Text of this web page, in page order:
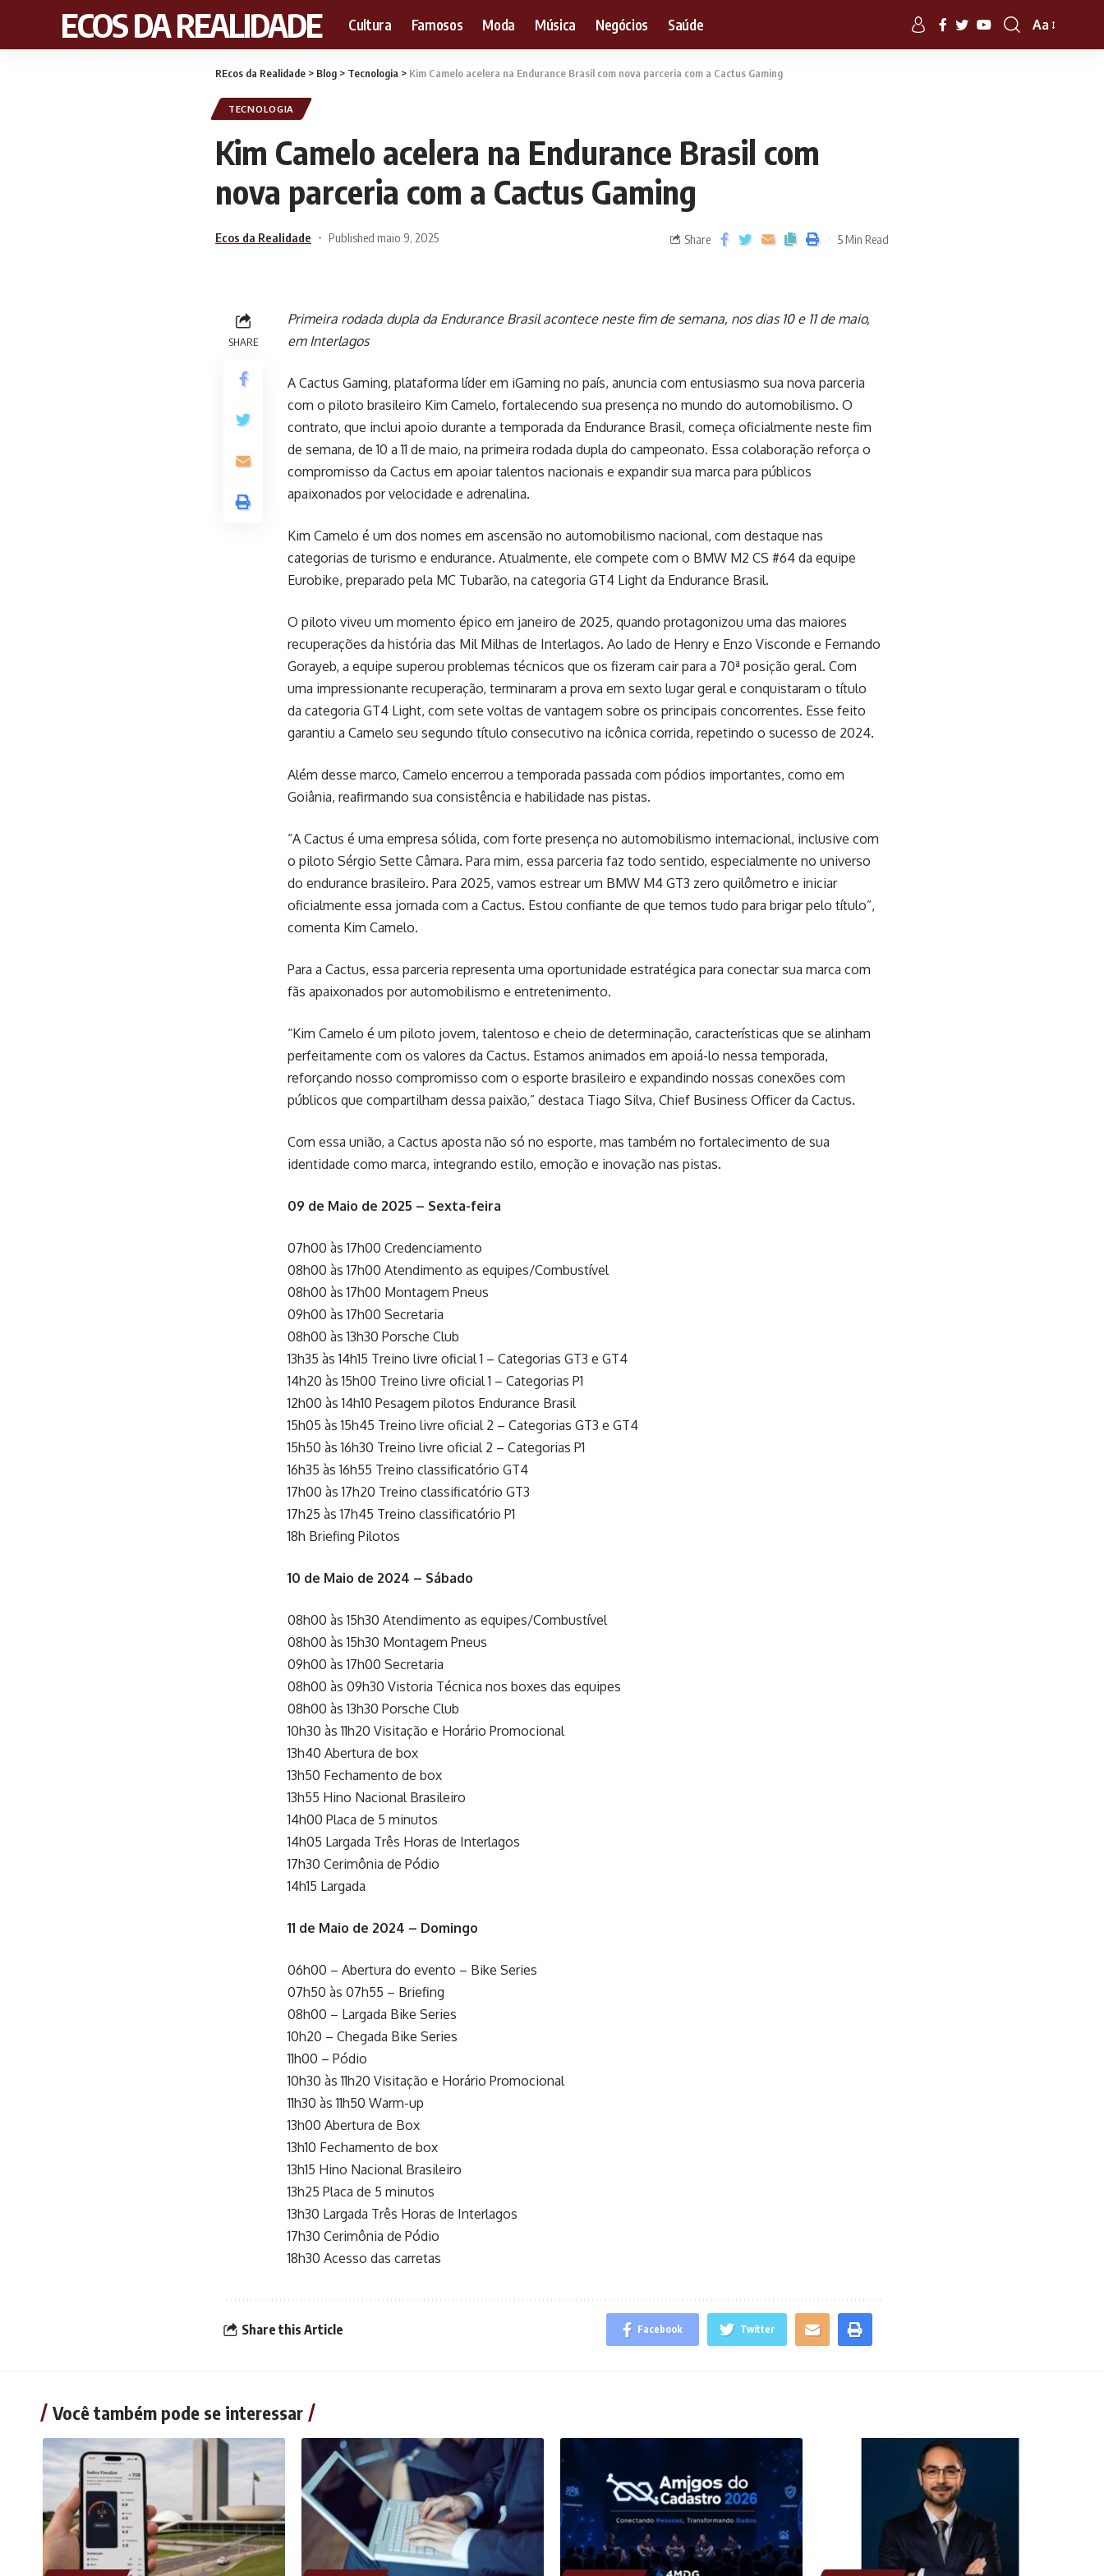
RECOS DA REALIDADE Cultura Famosos Moda Música Negócios Saúde Aa
REcos da Realidade > Blog > Tecnologia > Kim Camelo acelera na Endurance Brasil com nova parceria com a Cactus Gaming
TECNOLOGIA
Kim Camelo acelera na Endurance Brasil com
nova parceria com a Cactus Gaming
Ecos da Realidade Published maio 9, 2025 Share 5 Min Read
SHARE
Primeira rodada dupla da Endurance Brasil acontece neste fim de semana, nos dias 10 e 11 de maio,
em Interlagos
A Cactus Gaming, plataforma líder em iGaming no país, anuncia com entusiasmo sua nova parceria
com o piloto brasileiro Kim Camelo, fortalecendo sua presença no mundo do automobilismo. O
contrato, que inclui apoio durante a temporada da Endurance Brasil, começa oficialmente neste fim
de semana, de 10 a 11 de maio, na primeira rodada dupla do campeonato. Essa colaboração reforça o
compromisso da Cactus em apoiar talentos nacionais e expandir sua marca para públicos
apaixonados por velocidade e adrenalina.
Kim Camelo é um dos nomes em ascensão no automobilismo nacional, com destaque nas
categorias de turismo e endurance. Atualmente, ele compete com o BMW M2 CS #64 da equipe
Eurobike, preparado pela MC Tubarão, na categoria GT4 Light da Endurance Brasil.
O piloto viveu um momento épico em janeiro de 2025, quando protagonizou uma das maiores
recuperações da história das Mil Milhas de Interlagos. Ao lado de Henry e Enzo Visconde e Fernando
Gorayeb, a equipe superou problemas técnicos que os fizeram cair para a 70ª posição geral. Com
uma impressionante recuperação, terminaram a prova em sexto lugar geral e conquistaram o título
da categoria GT4 Light, com sete voltas de vantagem sobre os principais concorrentes. Esse feito
garantiu a Camelo seu segundo título consecutivo na icônica corrida, repetindo o sucesso de 2024.
Além desse marco, Camelo encerrou a temporada passada com pódios importantes, como em
Goiânia, reafirmando sua consistência e habilidade nas pistas.
“A Cactus é uma empresa sólida, com forte presença no automobilismo internacional, inclusive com
o piloto Sérgio Sette Câmara. Para mim, essa parceria faz todo sentido, especialmente no universo
do endurance brasileiro. Para 2025, vamos estrear um BMW M4 GT3 zero quilômetro e iniciar
oficialmente essa jornada com a Cactus. Estou confiante de que temos tudo para brigar pelo título”,
comenta Kim Camelo.
Para a Cactus, essa parceria representa uma oportunidade estratégica para conectar sua marca com
fãs apaixonados por automobilismo e entretenimento.
“Kim Camelo é um piloto jovem, talentoso e cheio de determinação, características que se alinham
perfeitamente com os valores da Cactus. Estamos animados em apoiá-lo nessa temporada,
reforçando nosso compromisso com o esporte brasileiro e expandindo nossas conexões com
públicos que compartilham dessa paixão,” destaca Tiago Silva, Chief Business Officer da Cactus.
Com essa união, a Cactus aposta não só no esporte, mas também no fortalecimento de sua
identidade como marca, integrando estilo, emoção e inovação nas pistas.
09 de Maio de 2025 – Sexta-feira
07h00 às 17h00 Credenciamento
08h00 às 17h00 Atendimento as equipes/Combustível
08h00 às 17h00 Montagem Pneus
09h00 às 17h00 Secretaria
08h00 às 13h30 Porsche Club
13h35 às 14h15 Treino livre oficial 1 – Categorias GT3 e GT4
14h20 às 15h00 Treino livre oficial 1 – Categorias P1
12h00 às 14h10 Pesagem pilotos Endurance Brasil
15h05 às 15h45 Treino livre oficial 2 – Categorias GT3 e GT4
15h50 às 16h30 Treino livre oficial 2 – Categorias P1
16h35 às 16h55 Treino classificatório GT4
17h00 às 17h20 Treino classificatório GT3
17h25 às 17h45 Treino classificatório P1
18h Briefing Pilotos
10 de Maio de 2024 – Sábado
08h00 às 15h30 Atendimento as equipes/Combustível
08h00 às 15h30 Montagem Pneus
09h00 às 17h00 Secretaria
08h00 às 09h30 Vistoria Técnica nos boxes das equipes
08h00 às 13h30 Porsche Club
10h30 às 11h20 Visitação e Horário Promocional
13h40 Abertura de box
13h50 Fechamento de box
13h55 Hino Nacional Brasileiro
14h00 Placa de 5 minutos
14h05 Largada Três Horas de Interlagos
17h30 Cerimônia de Pódio
14h15 Largada
11 de Maio de 2024 – Domingo
06h00 – Abertura do evento – Bike Series
07h50 às 07h55 – Briefing
08h00 – Largada Bike Series
10h20 – Chegada Bike Series
11h00 – Pódio
10h30 às 11h20 Visitação e Horário Promocional
11h30 às 11h50 Warm-up
13h00 Abertura de Box
13h10 Fechamento de box
13h15 Hino Nacional Brasileiro
13h25 Placa de 5 minutos
13h30 Largada Três Horas de Interlagos
17h30 Cerimônia de Pódio
18h30 Acesso das carretas
Share this Article Facebook Twitter
Você também pode se interessar